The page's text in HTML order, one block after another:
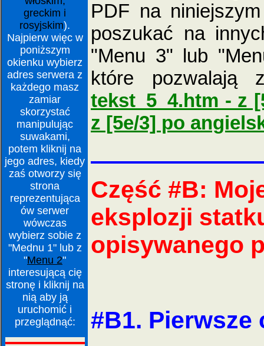
greckim i
rosyjskim).
Najpierw więc w
poniższym
okienku wybierz
adres serwera z
każdego masz
zamiar
skorzystać
manipulując
suwakami,
potem kliknij na
jego adres, kiedy
zaś otworzy się
strona
reprezentująca
ów serwer
wówczas
wybierz sobie z
"Mednu 1" lub z
"Menu 2"
interesującą cię
stronę i kliknij na
nią aby ją
uruchomić i
przeglądnąć:
PDF na
poszukać na
"Menu 3" lub
które pozwalają
tekst_5_4.htm - z
z [5e/3] po
Część #B:
eksplozji
opisywanego
#B1.